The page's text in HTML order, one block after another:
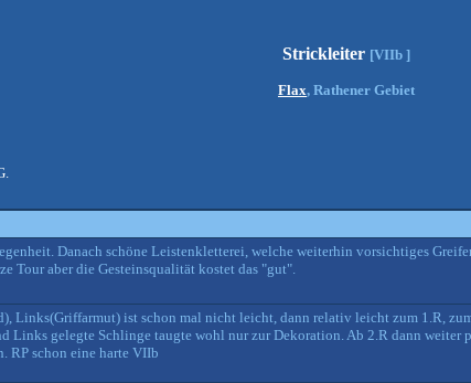
Strickleiter [VIIb ]
Flax, Rathener Gebiet
Danach schöne Leistenkletterei, welche weiterhin vorsichtiges
Tour aber die Gesteinsqualität kostet das "gut".
Links(Griffarmut) ist schon mal nicht leicht, dann relativ leicht zum 1.R,
Links gelegte Schlinge taugte wohl nur zur Dekoration. Ab 2.R dann weiter
RP schon eine harte VIIb